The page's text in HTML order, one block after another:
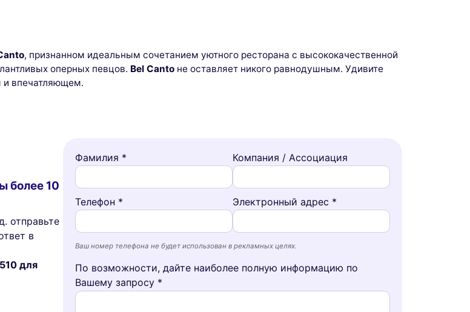
, признанном идеальным сочетанием уютного ресторана с высококачественной
оперных певцов. Bel Canto не оставляет никого равнодушным. Удивите
и впечатляющем.
более 10
отправьте
в
для
Фамилия * Компания / Ассоциация
Телефон * Электронный адрес *
Ваш номер телефона не будет использован в рекламных целях.
По возможности, дайте наиболее полную информацию по
Вашему запросу *